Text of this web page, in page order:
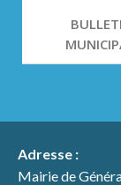
Adresse :
Mairie de